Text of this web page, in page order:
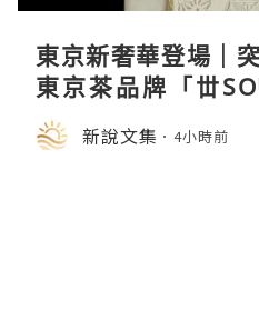
東京新奢華登場｜
東京茶品牌「丗
展首度亮相
新說文集 4小時前